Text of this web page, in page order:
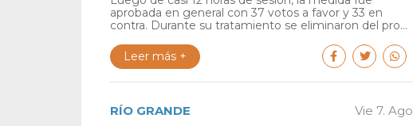
aprobada en general con 37 votos a favor y 33 en
contra. Durante su tratamiento se eliminaron del pro...
Leer más +
RÍO GRANDE Vie 7. Ago